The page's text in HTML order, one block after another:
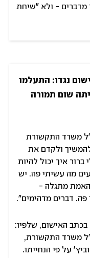
מדברים - ולא "שיחת
שום תמורה
משרד התקשורת
ולקדם את
ברור איך יכול להיות
מה עשיתי פה. יש
מתגלה -
דברים מדהימים".
נתניהו התבקש להתייחס לסעיף 80 בכתב האישום, שלפיו:
משרד התקשורת,
על פי הנחייתו.